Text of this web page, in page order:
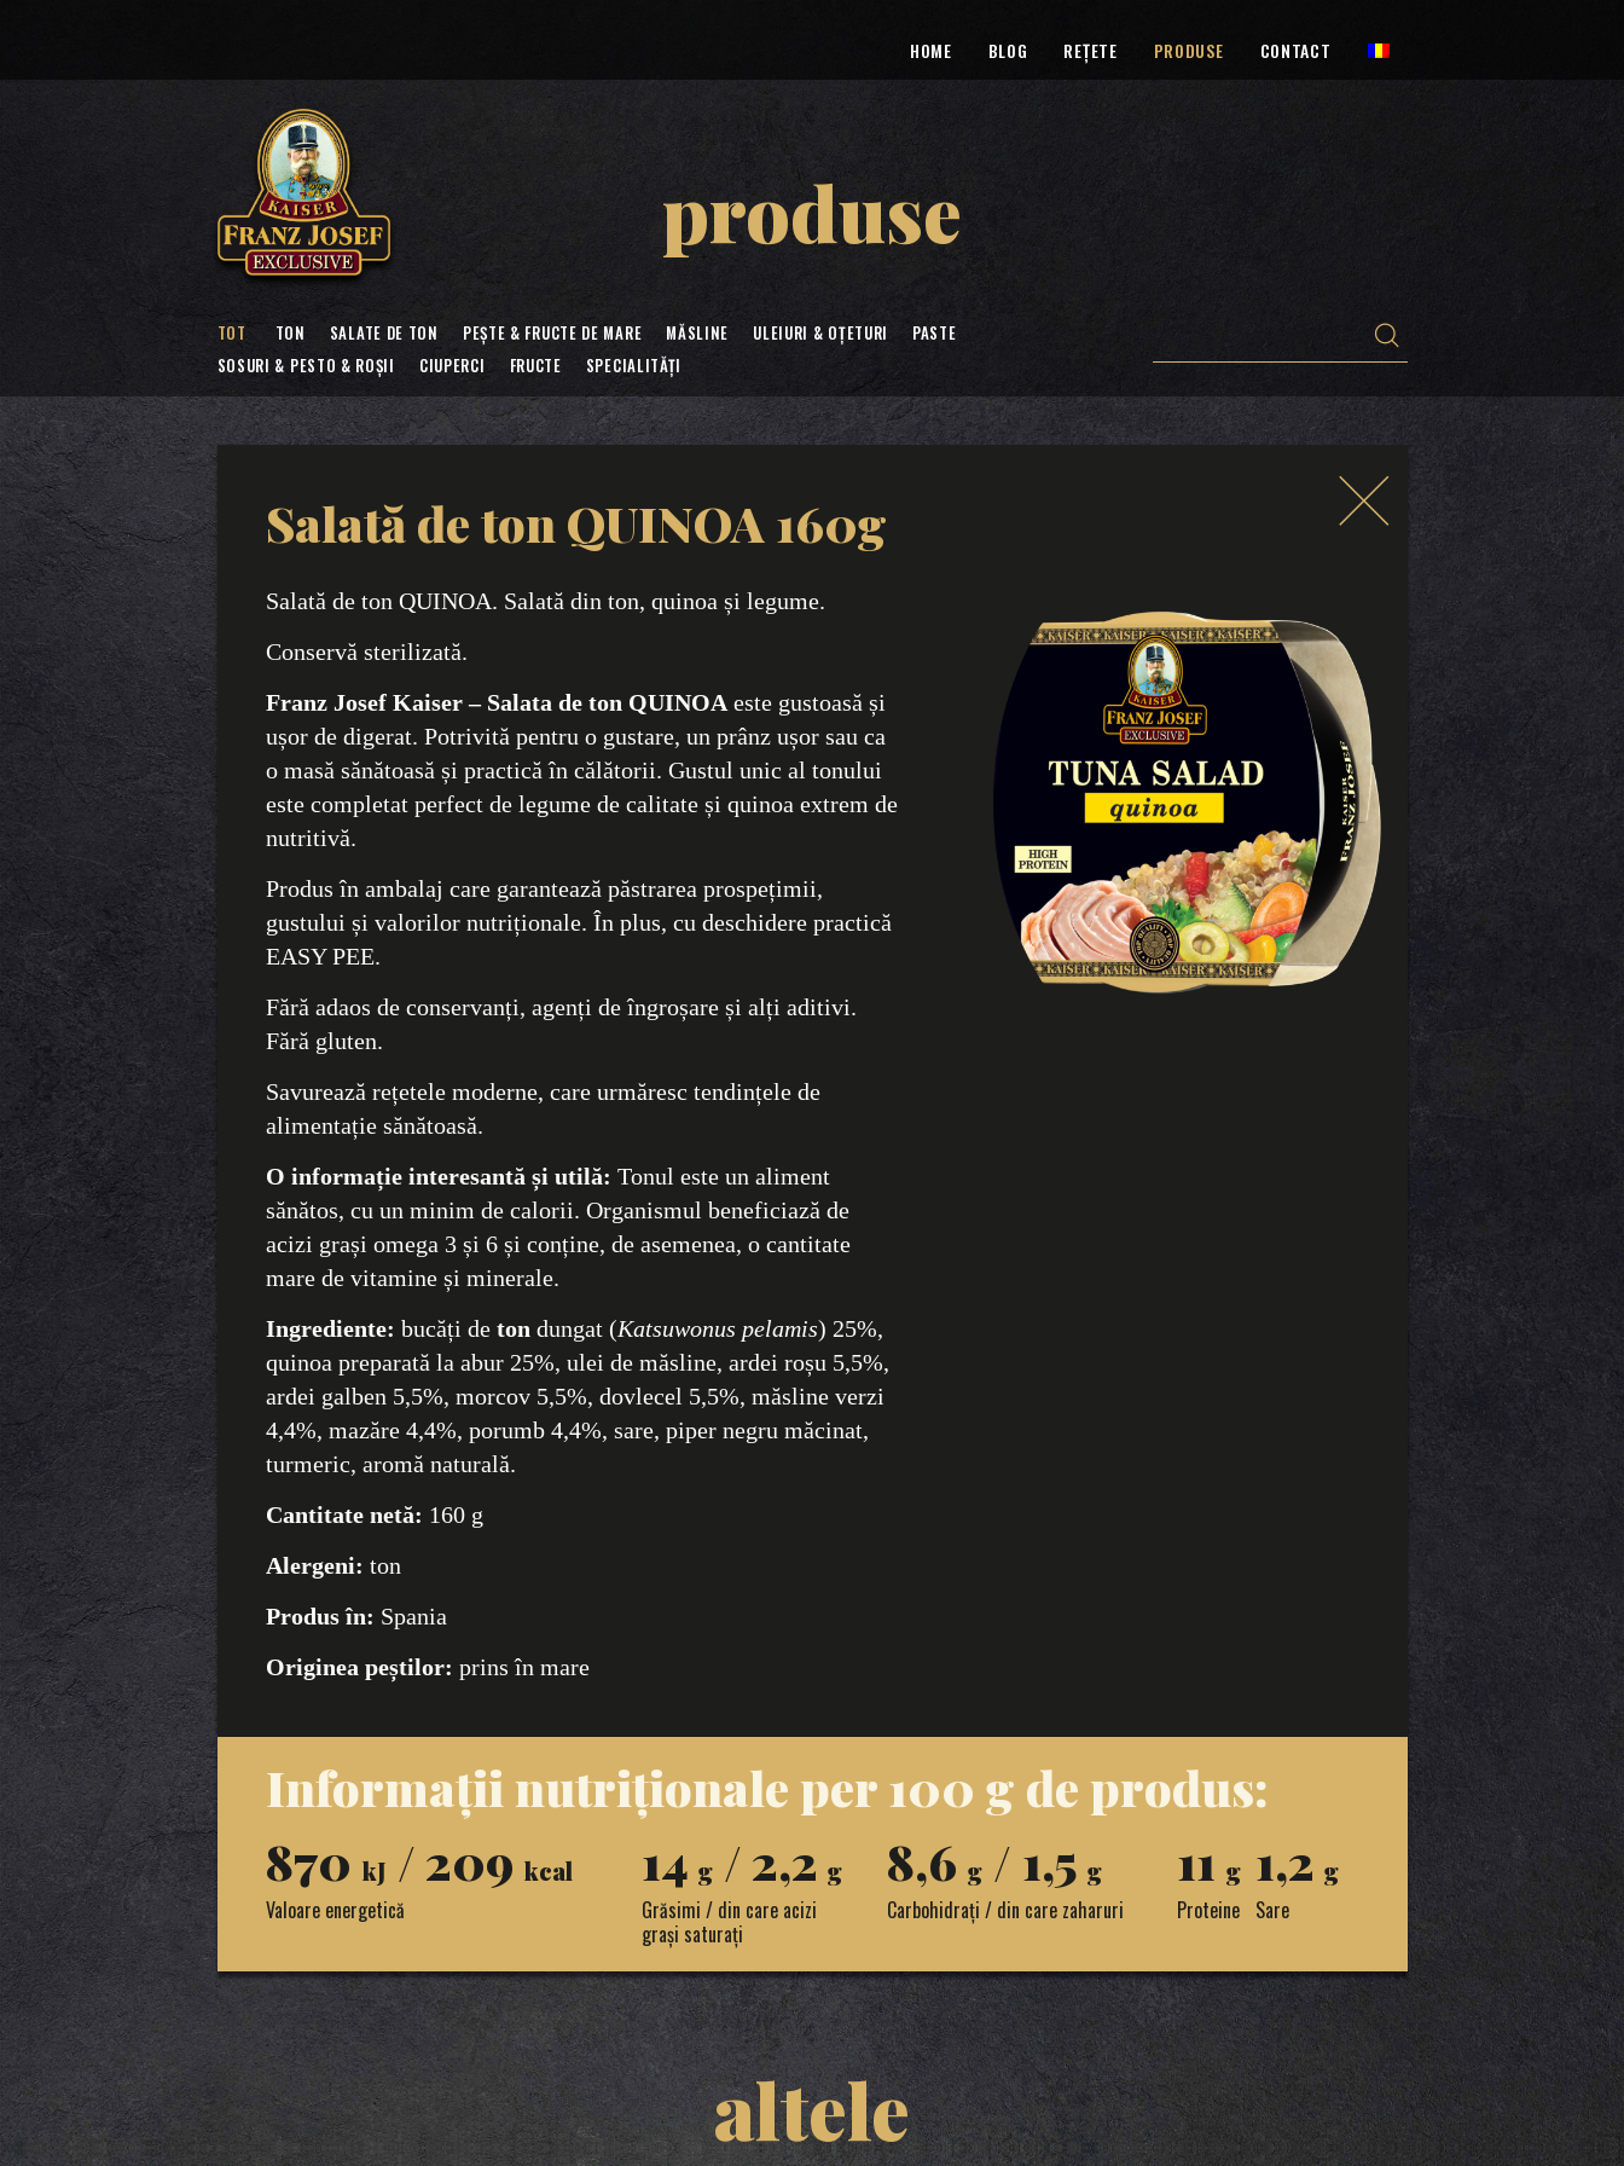
HOME BLOG REȚETE PRODUSE CONTACT
produse
TOT TON SALATE DE TON PEȘTE & FRUCTE DE MARE MĂSLINE ULEIURI & OȚETURI
PASTE
SOSURI & PESTO & ROȘII
CIUPERCI FRUCTE SPECIALITĂȚI
Salată de ton QUINOA 160g
Salată de ton QUINOA. Salată din ton, quinoa și legume.
Conservă sterilizată.
Franz Josef Kaiser – Salata de ton QUINOAeste gustoasă și
ușor de digerat. Potrivită pentru o gustare, un prânz ușor sau ca
o masă sănătoasă și practică în călătorii. Gustul unic al tonului
este completat perfect de legume de calitate și quinoa extrem de
nutritivă.
Produs în ambalaj care garantează păstrarea prospețimii,
gustului și valorilor nutriționale. În plus, cu deschidere practică
EASY PEE.
Fără adaos de conservanți, agenți de îngroșare și alți aditivi.
Fără gluten.
Savurează rețetele moderne, care urmăresc tendințele de
alimentație sănătoasă.
O informație interesantă și utilă: Tonul este un aliment
sănătos, cu un minim de calorii. Organismul beneficiază de
acizi grași omega 3 și 6 și conține, de asemenea, o cantitate
mare de vitamine și minerale.
Ingrediente: bucăți de ton dungat (Katsuwonus pelamis) 25%,
quinoa preparată la abur 25%, ulei de măsline, ardei roșu 5,5%,
ardei galben 5,5%, morcov 5,5%, dovlecel 5,5%, măsline verzi
4,4%, mazăre 4,4%, porumb 4,4%, sare, piper negru măcinat,
turmeric, aromă naturală.
Cantitate netă: 160 g
Alergeni: ton
Produs în: Spania
Originea peștilor: prins în mare
Informații nutriționale per 100 g de produs:
870 kJ / 209 kcal
Valoare energetică
14 g/ 2,2 g
Grăsimi / din care acizi
grași saturați
8,6 g/ 1,5 g
Carbohidrați / din care zaharuri
11 g
Proteine
1,2 g
Sare
altele